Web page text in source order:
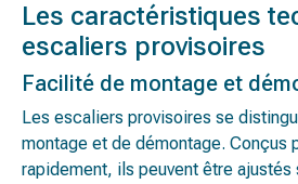
Les caractéristiques
escaliers provisoires
Facilité de montage et
Les escaliers provisoires se
montage et de démontage. Conçus
rapidement, ils peuvent être ajustés